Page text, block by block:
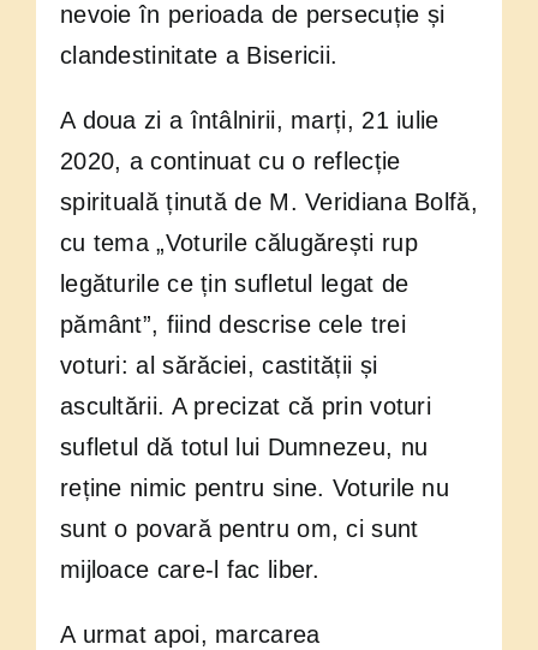
nevoie în perioada de persecuție și
clandestinitate a Bisericii.
A doua zi a întâlnirii, marți, 21 iulie
2020, a continuat cu o reflecție
spirituală ținută de M. Veridiana Bolfă,
cu tema „Voturile călugărești rup
legăturile ce țin sufletul legat de
pământ”, fiind descrise cele trei
voturi: al sărăciei, castității și
ascultării. A precizat că prin voturi
sufletul dă totul lui Dumnezeu, nu
reține nimic pentru sine. Voturile nu
sunt o povară pentru om, ci sunt
mijloace care-l fac liber.
A urmat apoi, marcarea